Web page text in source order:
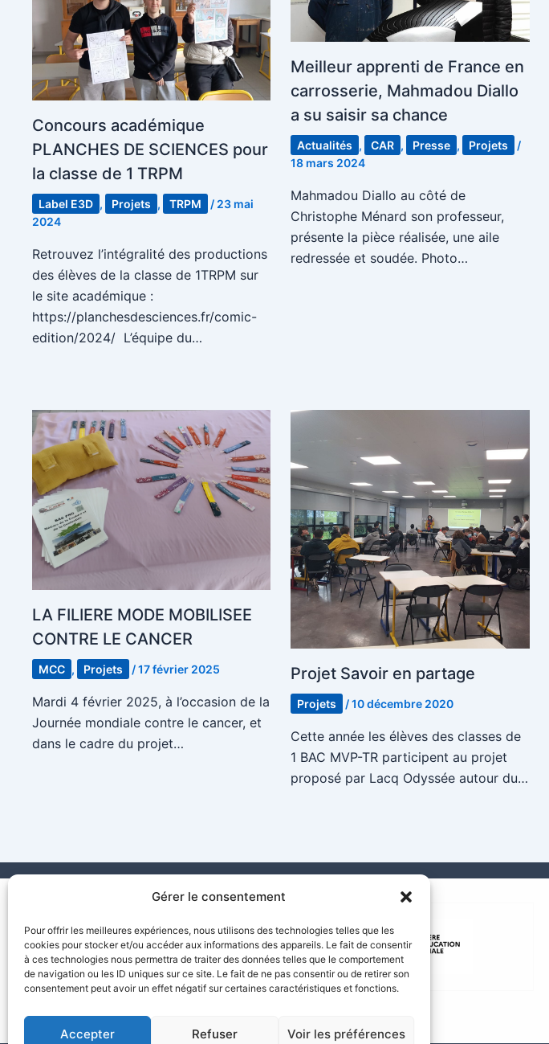
Gérer le consentement
Pour offrir les meilleures expériences, nous utilisons des technologies telles que les
cookies pour stocker et/ou accéder aux informations des appareils. Le fait de consentir
à ces technologies nous permettra de traiter des données telles que le comportement
de navigation ou les ID uniques sur ce site. Le fait de ne pas consentir ou de retirer son
consentement peut avoir un effet négatif sur certaines caractéristiques et fonctions.
Accepter Refuser Voir les préférences
Concours académique
PLANCHES DE SCIENCES pour
la classe de 1 TRPM
Label E3D , Projets , TRPM / 23 mai
2024
Retrouvez l’intégralité des productions
des élèves de la classe de 1TRPM sur
le site académique :
https://planchesdesciences.fr/comic-
edition/2024/ L’équipe du…
Meilleur apprenti de France en
carrosserie, Mahmadou Diallo
a su saisir sa chance
Actualités , CAR , Presse , Projets
/
18 mars 2024
Mahmadou Diallo au côté de
Christophe Ménard son professeur,
présente la pièce réalisée, une aile
redressée et soudée. Photo…
LA FILIERE MODE MOBILISEE
CONTRE LE CANCER
MCC , Projets /17 février 2025
Mardi 4 février 2025, à l’occasion de la
Journée mondiale contre le cancer, et
dans le cadre du projet…
Projet Savoir en partage
Projets /10 décembre 2020
Cette année les élèves des classes de
1 BAC MVP-TR participent au projet
proposé par Lacq Odyssée autour du…